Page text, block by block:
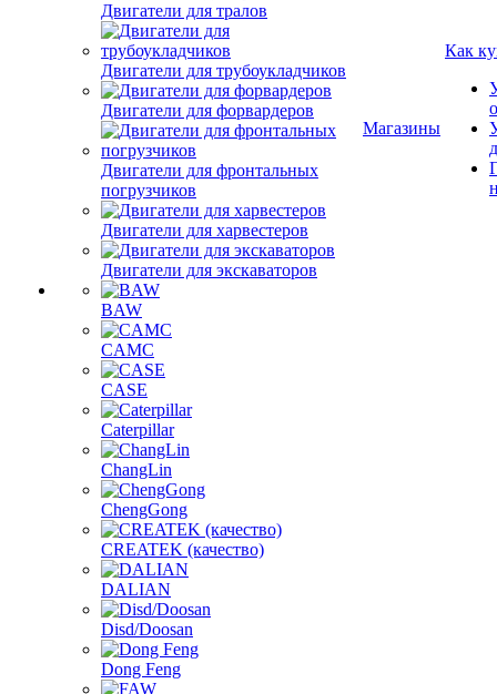
Двигатели для тралов
Двигатели для трубоукладчиков
Двигатели для форвардеров
Двигатели для фронтальных
погрузчиков
Двигатели для харвестеров
Двигатели для экскаваторов
BAW
CAMC
CASE
Caterpillar
ChangLin
ChengGong
CREATEK (качество)
DALIAN
Disd/Doosan
Dong Feng